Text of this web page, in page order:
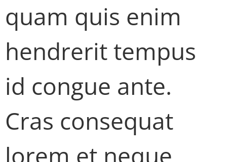
quam quis enim
hendrerit tempus
id congue ante.
Cras consequat
lorem et neque